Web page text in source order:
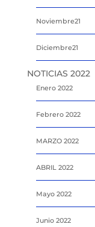
Noviembre21
Diciembre21
NOTICIAS 2022
Enero 2022
Febrero 2022
MARZO 2022
ABRIL 2022
Mayo 2022
Junio 2022